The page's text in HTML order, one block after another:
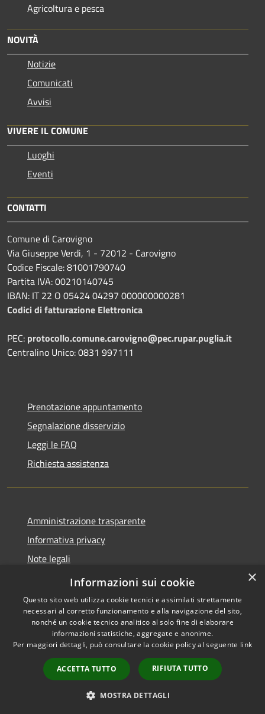
Agricoltura e pesca
NOVITÀ
Notizie
Comunicati
Avvisi
VIVERE IL COMUNE
Luoghi
Eventi
CONTATTI
Comune di Carovigno
Via Giuseppe Verdi, 1 - 72012 - Carovigno
Codice Fiscale: 81001790740
Partita IVA: 00210140745
IBAN: IT 22 O 05424 04297 000000000281
Codici di fatturazione Elettronica
PEC: protocollo.comune.carovigno@pec.rupar.puglia.it
Centralino Unico: 0831 997111
Prenotazione appuntamento
Segnalazione disservizio
Leggi le FAQ
Richiesta assistenza
Amministrazione trasparente
Informativa privacy
Note legali
Dichiarazione di accessibilità
Accessibilità
Copyright © 2026 • Comune di
Carovigno • Powered by
Municipium•
Accesso
redazione
×
Informazioni sui cookie
Questo sito web utilizza cookie tecnici e assimilati strettamente
necessari al corretto funzionamento e alla navigazione del sito,
nonché un cookie tecnico analitico al solo fine di elaborare
informazioni statistiche, aggregate e anonime.
Per maggiori dettagli, può consultare la cookie policy al seguente link
ACCETTA TUTTO RIFIUTA TUTTO
MOSTRA DETTAGLI